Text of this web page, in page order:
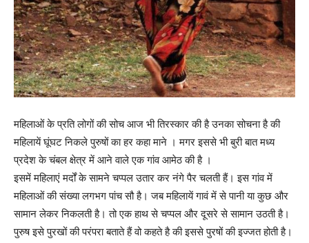
महिलाओं के प्रति लोगों की सोच आज भी तिरस्कार की है उनका सोचना है की
महिलायें घूंघट निकले पुरुषों का हर कहा माने । मगर इससे भी बुरी बात मध्य
प्रदेश के चंबल क्षेत्र में आने वाले एक गांव आमेठ की है ।
इसमें महिलाएं मर्दों के सामने चप्पल उतार कर नंगे पैर चलती हैं। इस गांव में
महिलाओं की संख्या लगभग पांच सौ है। जब महिलायें गावं में से पानी या कुछ और
सामान लेकर निकलती है। तो एक हाथ से चप्पल और दूसरे से सामान उठती है।
पुरुष इसे पुरखों की परंपरा बताते हैं वो कहते है की इससे पुरषों की इज्जत होती है।